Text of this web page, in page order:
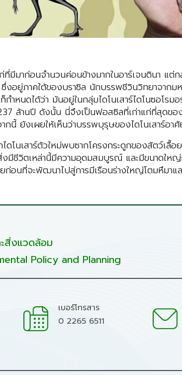
มาก่อนจำนวนค่อนข้างมากในอาร์เจนตินา แต่
อยู่ภาคใต้ของบราซิล นักบรรพชีวินวิทยาจากม
ำหนดได้ว่า มันอยู่ในกลุ่มไดโนเสาร์ไดโนซอโ
ล้านปี ดังนั้น นี่จึงเป็นฟอสซิลที่เก่าแก่ที่สุดของ
นี้ ยังเผยให้เห็นว่าบรรพบุรุษของไดโนเสาร์อา
โนเสาร์ตัวใหม่พบซากโครงกระดูกของสัตว์เ
มีชีวิตเหล่านี้มีความอุดมสมบูรณ์ และมีขนาดให
นที่จะพัฒนาไปสู่การมีเรือนร่างใหญ่โตมหึมาแล
สิ่งแวดล้อม
Policy and Planning
เบอร์โทรสาร
0 2265 6511